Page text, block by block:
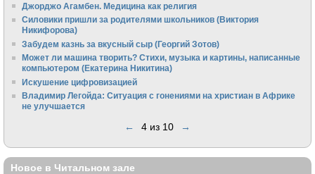
Джорджо Агамбен. Медицина как религия
Силовики пришли за родителями школьников (Виктория
Никифорова)
Забудем казнь за вкусный сыр (Георгий Зотов)
Может ли машина творить? Стихи, музыка и картины, написанные
компьютером (Екатерина Никитина)
Искушение цифровизацией
Владимир Легойда: Ситуация с гонениями на христиан в Африке
не улучшается
← 4 из 10 →
Новое в Читальном зале